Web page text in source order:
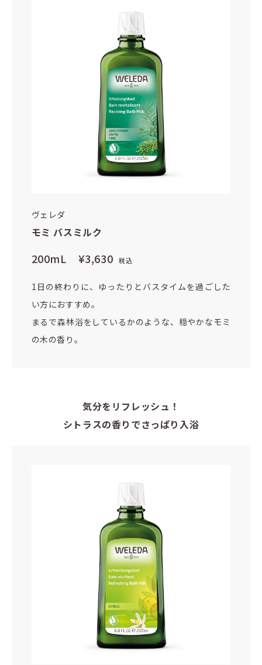
ヴェレダ
モミ バスミルク
200mL ¥3,630 税込
1日の終わりに、ゆったりとバスタイムを過ごした
い方におすすめ。
まるで森林浴をしているかのような、穏やかなモミ
の木の香り。
気分をリフレッシュ！
シトラスの香りでさっぱり入浴